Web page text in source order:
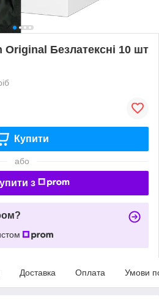
Безлатексні 10 шт
Купити
або
з
Доставка Оплата Умови